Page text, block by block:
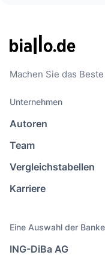
Machen Sie das
Unternehmen
Autoren
Team
Vergleichstabellen
Karriere
Eine Auswahl der
ING-DiBa AG